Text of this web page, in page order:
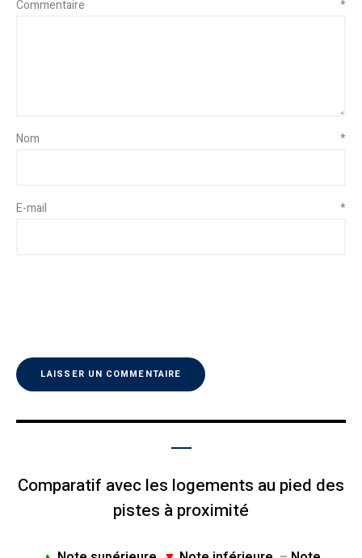
Commentaire *
Nom *
E-mail *
Comparatif avec les logements au pied des
pistes à proximité